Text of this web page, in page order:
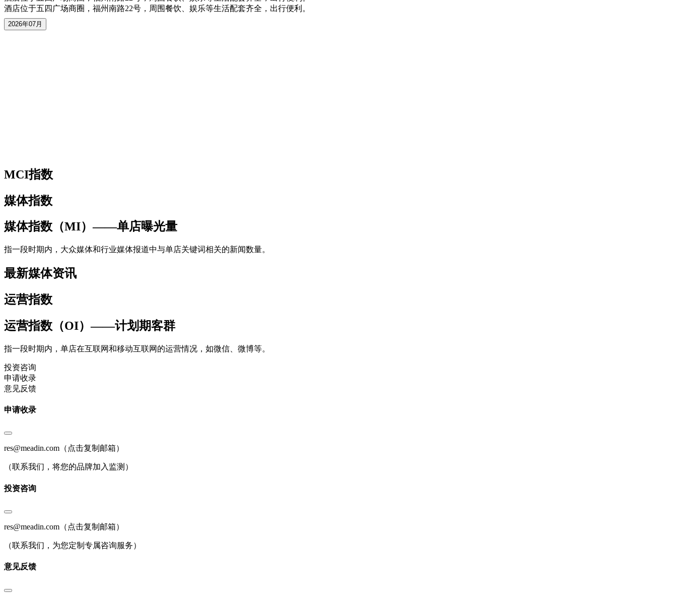
酒店位于五四广场商圈，福州南路22号，周围餐饮、娱乐等生活配套齐全，出行便利。
2026年07月
MCI指数
媒体指数
媒体指数（MI）——单店曝光量
指一段时期内，大众媒体和行业媒体报道中与单店关键词相关的新闻数量。
最新媒体资讯
运营指数
运营指数（OI）——计划期客群
指一段时期内，单店在互联网和移动互联网的运营情况，如微信、微博等。
投资咨询
申请收录
意见反馈
申请收录
res@meadin.com （点击复制邮箱）
（联系我们，将您的品牌加入监测）
投资咨询
res@meadin.com （点击复制邮箱）
（联系我们，为您定制专属咨询服务）
意见反馈